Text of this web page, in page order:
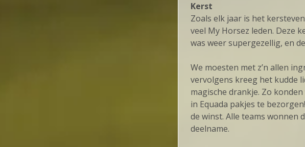
Kerst
Zoals elk jaar is het
veel My Horsez leden. Deze
was weer supergezellig, en
We moesten met z’n allen
vervolgens kreeg het kudde
magische drankje. Zo
in Equada pakjes te
de winst. Alle teams wonnen
deelname.